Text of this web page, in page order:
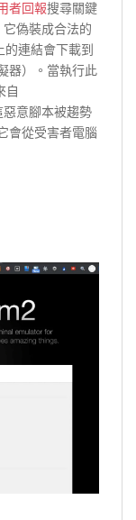
者回報搜尋關鍵
它偽裝成合法的
的連結會下載到
器）。當執行此
自
意腳本被趨勢
會從受害者電腦